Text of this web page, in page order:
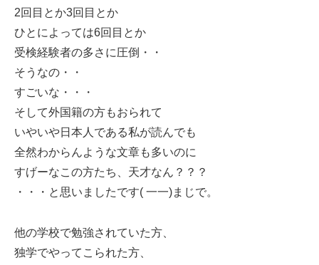
2回目とか3回目とか
ひとによっては6回目とか
受検経験者の多さに圧倒・・
そうなの・・
すごいな・・・
そして外国籍の方もおられて
いやいや日本人である私が読んでも
全然わからんような文章も多いのに
すげーなこの方たち、天才なん？？？
・・・と思いましたです( 一一)まじで。
他の学校で勉強されていた方、
独学でやってこられた方、